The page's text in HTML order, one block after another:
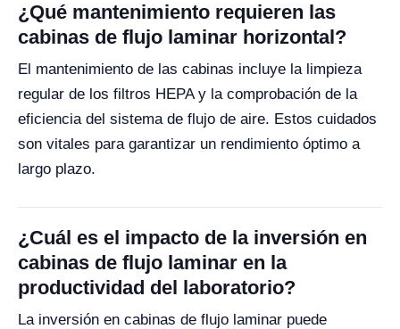
¿Qué mantenimiento requieren las
cabinas de flujo laminar horizontal?
El mantenimiento de las cabinas incluye la limpieza
regular de los filtros HEPA y la comprobación de la
eficiencia del sistema de flujo de aire. Estos cuidados
son vitales para garantizar un rendimiento óptimo a
largo plazo.
¿Cuál es el impacto de la inversión en
cabinas de flujo laminar en la
productividad del laboratorio?
La inversión en cabinas de flujo laminar puede